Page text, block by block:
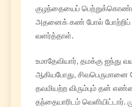
குழந்தையைப்
அதனைக் கண் போல் போற்றிப்
வளர்த்தாள்.
உமாதேவியார், தமக்கு ஐந்து
ஆகியபோது, சிவபெருமானை
தவமியற்ற விரும்பும் தன்
தந்தையாரிடம் வெளியிட்டார்.